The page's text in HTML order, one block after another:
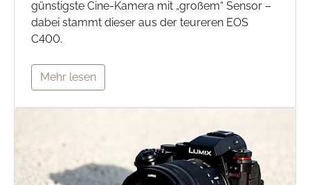
günstigste Cine-Kamera mit „großem“ Sensor –
dabei stammt dieser aus der teureren EOS
C400.
Mehr lesen